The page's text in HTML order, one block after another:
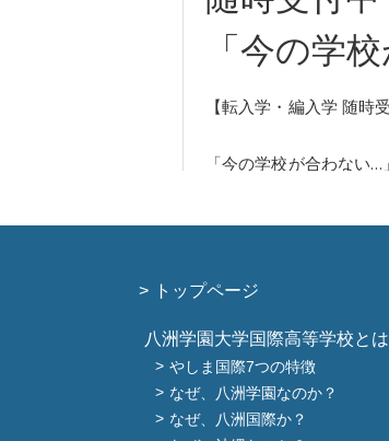
トップページ
八洲学園大学国際高等学校とは
やしま国際7つの特徴
なぜ、八洲学園なのか？
なぜ、八洲国際か？